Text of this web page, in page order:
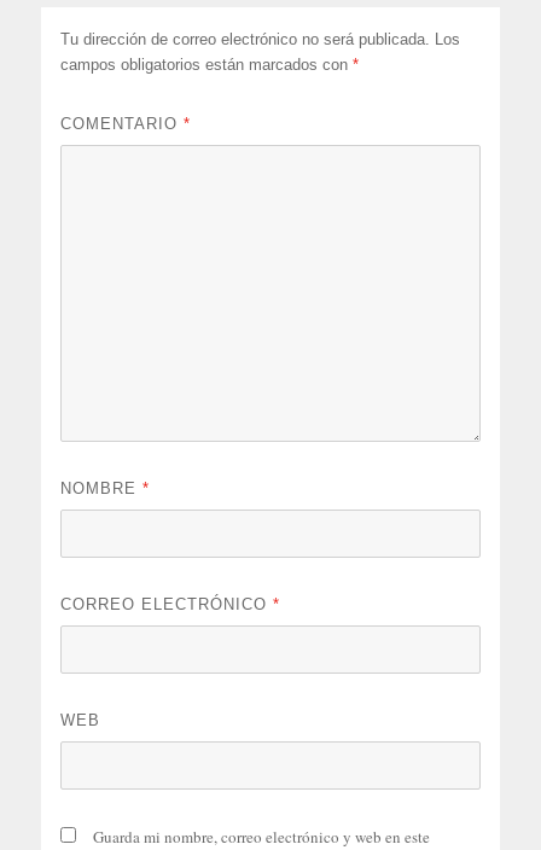
Tu dirección de correo electrónico no será publicada.
Los
campos obligatorios están marcados con*
COMENTARIO*
NOMBRE*
CORREO ELECTRÓNICO*
WEB
Guarda mi nombre, correo electrónico y web en este